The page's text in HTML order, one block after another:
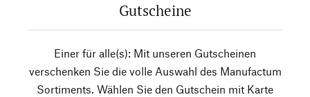
Gutscheine
Einer für alle(s): Mit unseren Gutscheinen
verschenken Sie die volle Auswahl des Manufactum
Sortiments. Wählen Sie den Gutschein mit Karte